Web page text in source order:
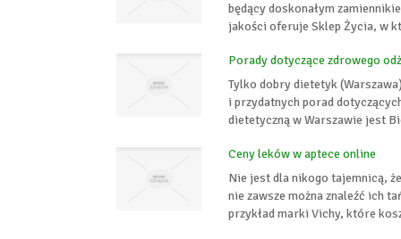
będący doskonałym
jakości oferuje Sklep Życia, w
Porady dotyczące zdrowego
Tylko dobry dietetyk
i przydatnych porad
dietetyczną w Warszawie jest
Ceny leków w aptece online
Nie jest dla nikogo tajemnicą,
nie zawsze można znaleźć ich
przykład marki Vichy, które